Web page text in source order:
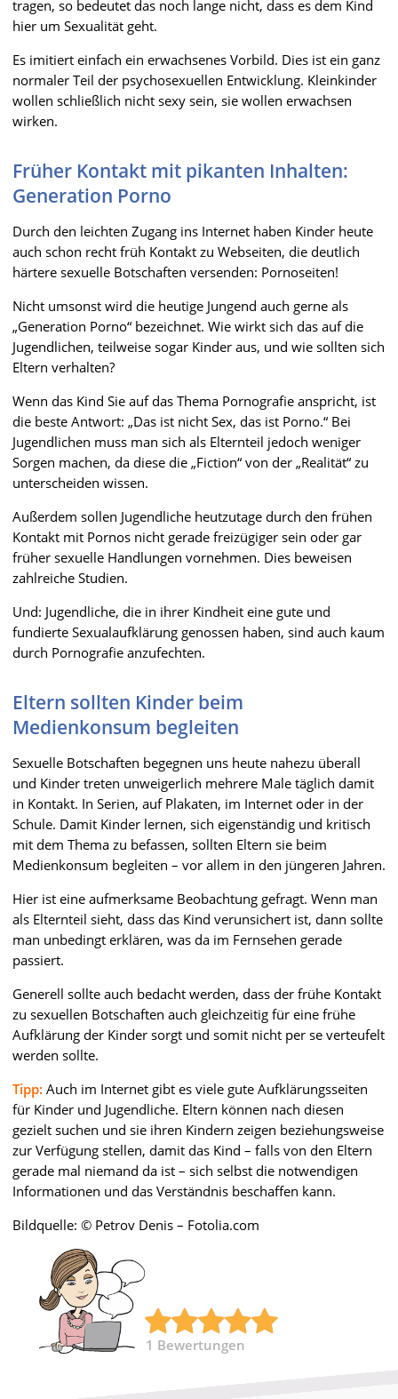
tragen, so bedeutet das noch lange nicht, dass es dem Kind
hier um Sexualität geht.
Es imitiert einfach ein erwachsenes Vorbild. Dies ist ein ganz
normaler Teil der psychosexuellen Entwicklung. Kleinkinder
wollen schließlich nicht sexy sein, sie wollen erwachsen
wirken.
Früher Kontakt mit pikanten Inhalten:
Generation Porno
Durch den leichten Zugang ins Internet haben Kinder heute
auch schon recht früh Kontakt zu Webseiten, die deutlich
härtere sexuelle Botschaften versenden: Pornoseiten!
Nicht umsonst wird die heutige Jungend auch gerne als
„Generation Porno“ bezeichnet. Wie wirkt sich das auf die
Jugendlichen, teilweise sogar Kinder aus, und wie sollten sich
Eltern verhalten?
Wenn das Kind Sie auf das Thema Pornografie anspricht, ist
die beste Antwort: „Das ist nicht Sex, das ist Porno.“ Bei
Jugendlichen muss man sich als Elternteil jedoch weniger
Sorgen machen, da diese die „Fiction“ von der „Realität“ zu
unterscheiden wissen.
Außerdem sollen Jugendliche heutzutage durch den frühen
Kontakt mit Pornos nicht gerade freizügiger sein oder gar
früher sexuelle Handlungen vornehmen. Dies beweisen
zahlreiche Studien.
Und: Jugendliche, die in ihrer Kindheit eine gute und
fundierte Sexualaufklärung genossen haben, sind auch kaum
durch Pornografie anzufechten.
Eltern sollten Kinder beim
Medienkonsum begleiten
Sexuelle Botschaften begegnen uns heute nahezu überall
und Kinder treten unweigerlich mehrere Male täglich damit
in Kontakt. In Serien, auf Plakaten, im Internet oder in der
Schule. Damit Kinder lernen, sich eigenständig und kritisch
mit dem Thema zu befassen, sollten Eltern sie beim
Medienkonsum begleiten – vor allem in den jüngeren Jahren.
Hier ist eine aufmerksame Beobachtung gefragt. Wenn man
als Elternteil sieht, dass das Kind verunsichert ist, dann sollte
man unbedingt erklären, was da im Fernsehen gerade
passiert.
Generell sollte auch bedacht werden, dass der frühe Kontakt
zu sexuellen Botschaften auch gleichzeitig für eine frühe
Aufklärung der Kinder sorgt und somit nicht per se verteufelt
werden sollte.
Tipp: Auch im Internet gibt es viele gute Aufklärungsseiten
für Kinder und Jugendliche. Eltern können nach diesen
gezielt suchen und sie ihren Kindern zeigen beziehungsweise
zur Verfügung stellen, damit das Kind – falls von den Eltern
gerade mal niemand da ist – sich selbst die notwendigen
Informationen und das Verständnis beschaffen kann.
Bildquelle: © Petrov Denis – Fotolia.com
1 Bewertungen